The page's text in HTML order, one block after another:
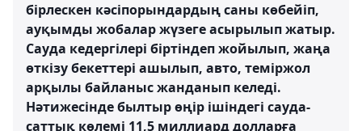
бірлескен кәсіпорындардың саны көбейіп,
ауқымды жобалар жүзеге асырылып жатыр.
Сауда кедергілері біртіндеп жойылып, жаңа
өткізу бекеттері ашылып, авто, теміржол
арқылы байланыс жанданып келеді.
Нәтижесінде былтыр өңір ішіндегі сауда-
саттық көлемі 11,5 миллиард долларға